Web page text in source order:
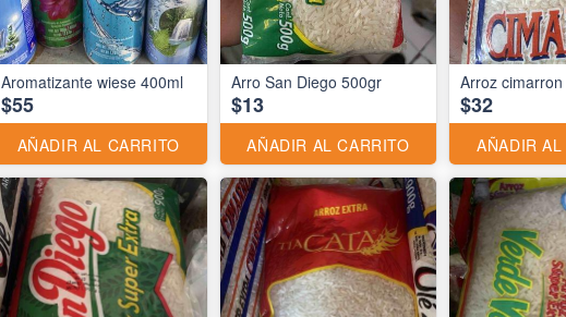
Aromatizante wiese 400ml
$55
AÑADIR AL CARRITO
Arro San Diego 500gr
$13
AÑADIR AL CARRITO
Arroz cimarron
$32
AÑADIR